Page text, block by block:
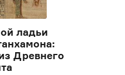
ладьи
Древнего